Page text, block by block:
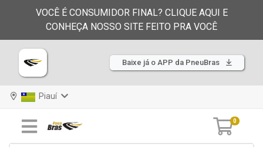
VOCÊ É CONSUMIDOR FINAL? CLIQUE AQUI E
CONHEÇA NOSSO SITE FEITO PRA VOCÊ
Baixe já o APP da PneuBras
Piauí
0